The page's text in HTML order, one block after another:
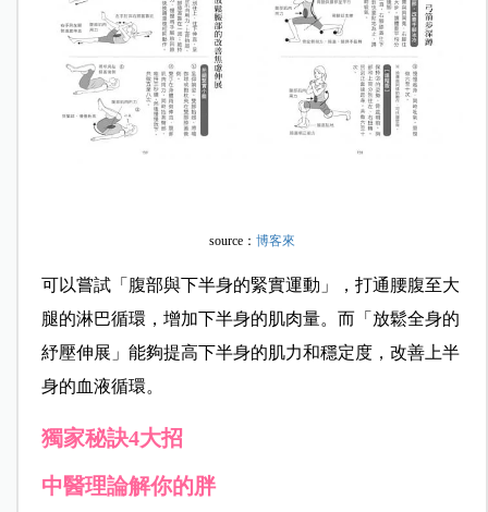
source： 博客來
可以嘗試「腹部與下半身的緊實運動」，打通腰腹至大
腿的淋巴循環，增加下半身的肌肉量。而「放鬆全身的
紓壓伸展」能夠提高下半身的肌力和穩定度，改善上半
身的血液循環。
獨家秘訣4大招
中醫理論解你的胖